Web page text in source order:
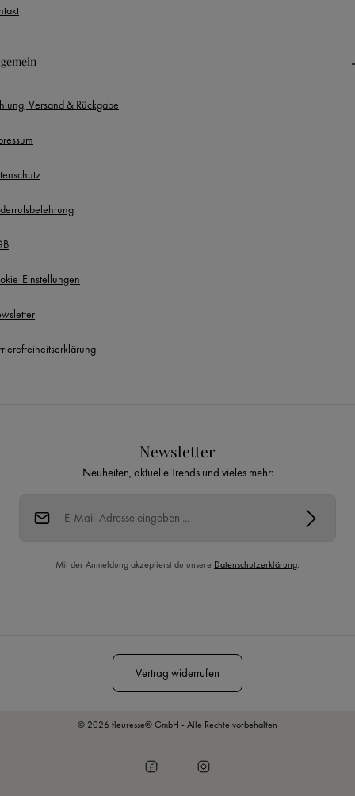
Versand & Rückgabe
Einstellungen
Newsletter
Neuheiten, aktuelle Trends und vieles mehr:
Mit der Anmeldung akzeptierst du unsere Datenschutzerklärung.
Vertrag widerrufen
© 2026 fleuresse® GmbH - Alle Rechte vorbehalten